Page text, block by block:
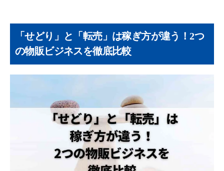
せどりのデメリット
転売（プレミア転売）のメリット
大前提：せどりも転売も「安く買って高く売
る」こと自体は合法
違法 or グレーゾーンと見なされるケース
せどり・転売に「古物商許可証」は必要？
「せどり」と「転売」は稼ぎ方が違う！2つ
の物販ビジネスを徹底比較